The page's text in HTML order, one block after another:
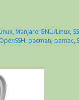
, Manjaro GNU/Linux,
OpenSSH, pacman, pamac,